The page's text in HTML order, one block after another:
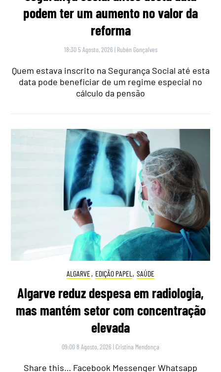
podem ter um aumento no valor da
reforma
18:30 5 Agosto, 2026 | Rubén Gonçalves
Quem estava inscrito na Segurança Social até esta
data pode beneficiar de um regime especial no
cálculo da pensão
ALGARVE, EDIÇÃO PAPEL , SAÚDE
Algarve reduz despesa em radiologia,
mas mantém setor com concentração
elevada
09:00 8 Agosto, 2026 | Cristina Mendonça
Share this… Facebook Messenger Whatsapp